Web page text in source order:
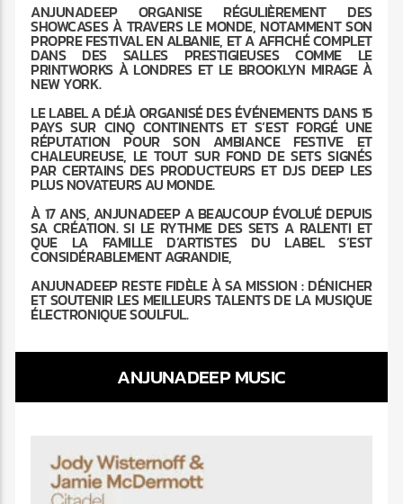
ANJUNADEEP ORGANISE RÉGULIÈREMENT DES
SHOWCASES À TRAVERS LE MONDE, NOTAMMENT SON
PROPRE FESTIVAL EN ALBANIE, ET A AFFICHÉ COMPLET
DANS DES SALLES PRESTIGIEUSES COMME LE
PRINTWORKS À LONDRES ET LE BROOKLYN MIRAGE À
NEW YORK.
LE LABEL A DÉJÀ ORGANISÉ DES ÉVÉNEMENTS DANS 15
PAYS SUR CINQ CONTINENTS ET S’EST FORGÉ UNE
RÉPUTATION POUR SON AMBIANCE FESTIVE ET
CHALEUREUSE, LE TOUT SUR FOND DE SETS SIGNÉS
PAR CERTAINS DES PRODUCTEURS ET DJS DEEP LES
PLUS NOVATEURS AU MONDE.
À 17 ANS, ANJUNADEEP A BEAUCOUP ÉVOLUÉ DEPUIS
SA CRÉATION. SI LE RYTHME DES SETS A RALENTI ET
QUE LA FAMILLE D’ARTISTES DU LABEL S’EST
CONSIDÉRABLEMENT AGRANDIE,
ANJUNADEEP RESTE FIDÈLE À SA MISSION : DÉNICHER
ET SOUTENIR LES MEILLEURS TALENTS DE LA MUSIQUE
ÉLECTRONIQUE SOULFUL.
ANJUNADEEP MUSIC